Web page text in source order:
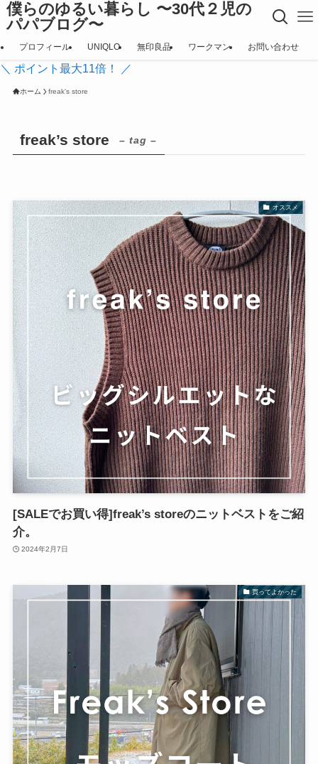
僕らのゆるい暮らし 〜30代２児の
パパブログ〜
プロフィール UNIQLO 無印良品 ワークマン お問い合わせ
＼ ポイント最大11倍！ ／
ホーム freak's store
freak’s store – tag –
オススメ
[SALEでお買い得]freak’s storeのニットベストをご紹
介。
2024年2月7日
買ってよかった